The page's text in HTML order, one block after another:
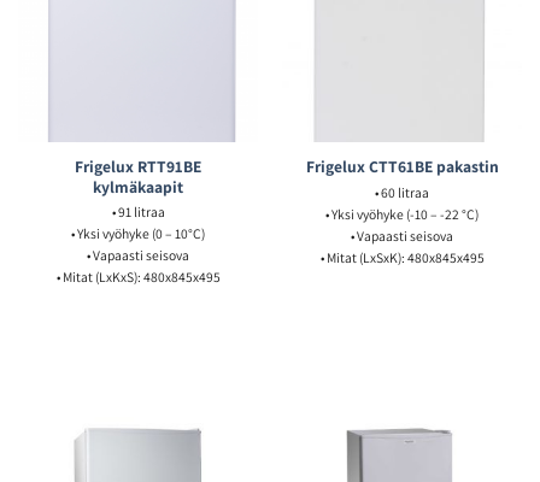
Frigelux RTT91BE
kylmäkaapit
• 91 litraa
• Yksi vyöhyke (0 – 10°C)
• Vapaasti seisova
• Mitat (LxKxS): 480x845x495
Frigelux CTT61BE pakastin
• 60 litraa
• Yksi vyöhyke (-10 – -22 °C)
• Vapaasti seisova
• Mitat (LxSxK): 480x845x495